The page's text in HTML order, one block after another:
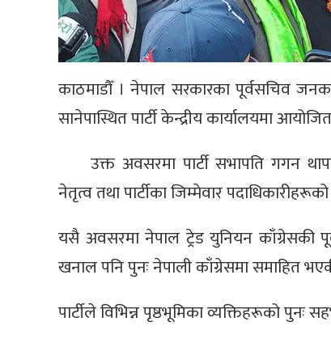
काठमाडौँ । नेपाल सरकारका पूर्वसचिव
सानेपास्थित पार्टी केन्द्रीय कार्यालयमा
उक्त अवसरमा पार्टी सभापति गगन
नेतृत्व तथा पार्टीका जिम्मेवार
यसै अवसरमा नेपाल ट्रेड युनियन काँग्रेसकी
खनाल पनि पुनः नेपाली काँग्रेसमा समाहित
पार्टीले विभिन्न पृष्ठभूमिका व्यक्तिहरूको